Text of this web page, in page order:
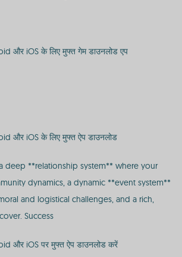
और iOS के लिए मुफ्त गेम डाउनलोड एप
और iOS के लिए मुफ्त ऐप डाउनलोड
deep **relationship system** where your
dynamics, a dynamic **event system**
and logistical challenges, and a rich,
Success
और iOS पर मुफ्त ऐप डाउनलोड करें